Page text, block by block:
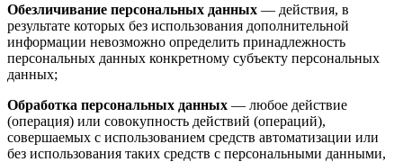
Обезличивание персональных данных — действия, в
результате которых без использования дополнительной
информации невозможно определить принадлежность
персональных данных конкретному субъекту персональных
данных;
Обработка персональных данных — любое действие
(операция) или совокупность действий (операций),
совершаемых с использованием средств автоматизации или
без использования таких средств с персональными данными,